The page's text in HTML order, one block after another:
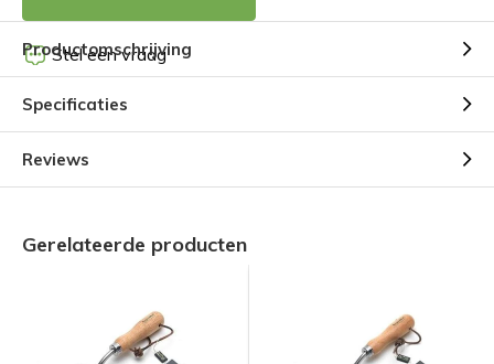
Stel een vraag
Productomschrijving
Specificaties
Reviews
Gerelateerde producten